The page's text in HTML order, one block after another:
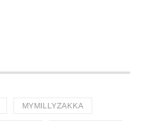
MYMILLYZAKKA